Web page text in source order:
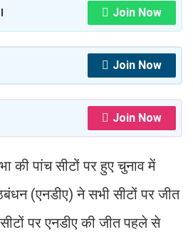
Join Now
Join Now
Join Now
की पांच सीटों पर हुए चुनाव में
(एनडीए) ने सभी सीटों पर जीत
पर एनडीए की जीत पहले से